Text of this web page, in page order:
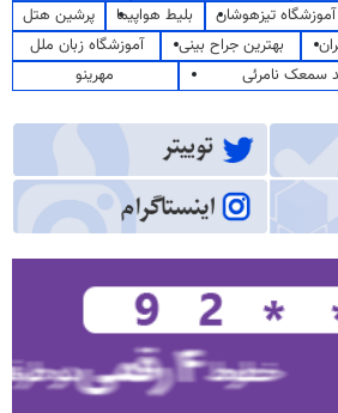
آموزشگاه تیزهوشان بلیط هواپیما
پرشین هتل
بهترین جراح بینی
آموزشگاه زبان ملل
سمعک نامرئی
مهرینو